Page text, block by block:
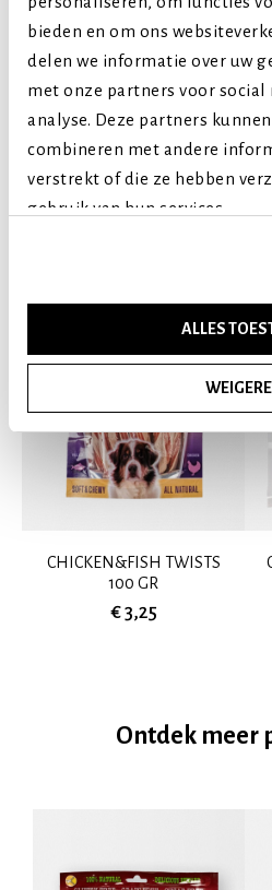
bieden en om ons
delen we informatie over uw
met onze partners voor social
analyse. Deze partners
combineren met andere
verstrekt of die ze hebben
gebruik van hun services.
ALLES
Volwassen (2-7 jaar)
Senior (8+ jaar)
Vergelijkbare
CHICKEN&FISH TWISTS
100 GR
€ 3,25
Ontdek meer